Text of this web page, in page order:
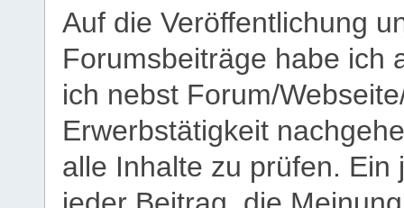
Auf die Veröffentlichung
Forumsbeiträge habe ich
ich nebst Forum/
Erwerbstätigkeit
alle Inhalte zu prüfen.